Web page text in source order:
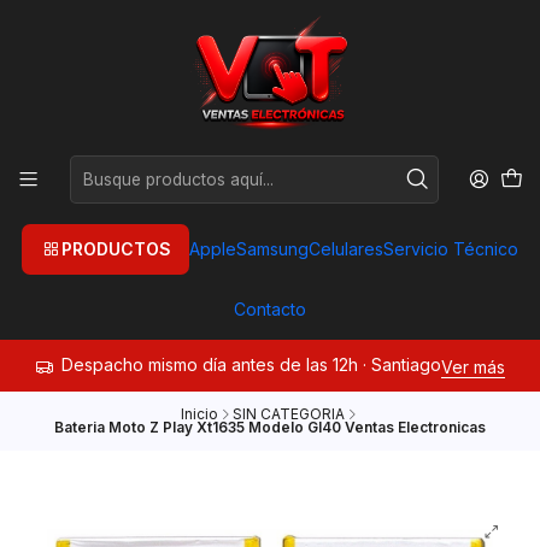
PRODUCTOS AppleSamsungCelularesServicio Técnico
Contacto
Despacho mismo día antes de las 12h · SantiagoVer más
Inicio SIN CATEGORIA
Bateria Moto Z Play Xt1635 Modelo Gl40 Ventas Electronicas